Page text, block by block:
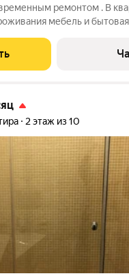
ремонтом . В
мебель и бытовая
2 этаж из 10